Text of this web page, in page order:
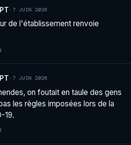
· 7 JUIN 2026
de l'établissement renvoie
· 7 JUIN 2026
on foutait en taule des gens
les règles imposées lors de la
19.